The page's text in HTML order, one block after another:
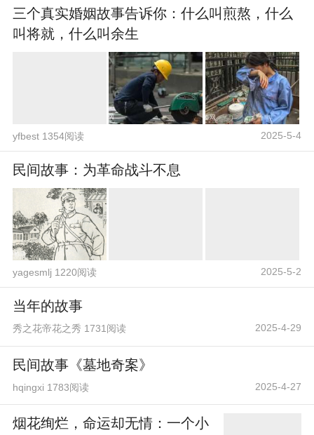
三个真实婚姻故事告诉你：什么叫煎熬，什么
叫将就，什么叫余生
yfbest 1354阅读 2025-5-4
民间故事：为革命战斗不息
yagesmlj 1220阅读 2025-5-2
当年的故事
秀之花帝花之秀 1731阅读 2025-4-29
民间故事《墓地奇案》
hqingxi 1783阅读 2025-4-27
烟花绚烂，命运却无情：一个小